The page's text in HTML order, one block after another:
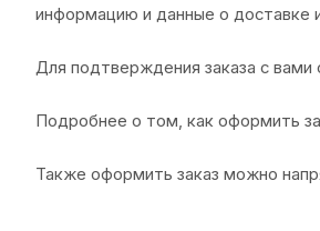
информацию и данные о доставке
Для подтверждения заказа с
Подробнее о том, как оформить
Также оформить заказ можно